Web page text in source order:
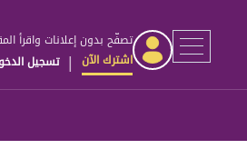
تصفّح بدون إعلانات واقرأ
اشترك الآن | تسجيل